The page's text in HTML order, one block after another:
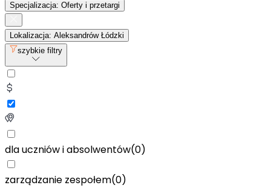
Specjalizacja: Oferty i przetargi
Lokalizacja: Aleksandrów Łódzki
szybkie filtry
dla uczniów i absolwentów(0)
zarządzanie zespołem(0)